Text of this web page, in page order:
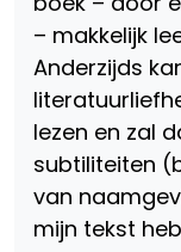
– makkelijk
Anderzijds
lezen en zal
subtiliteiten
van
mijn tekst